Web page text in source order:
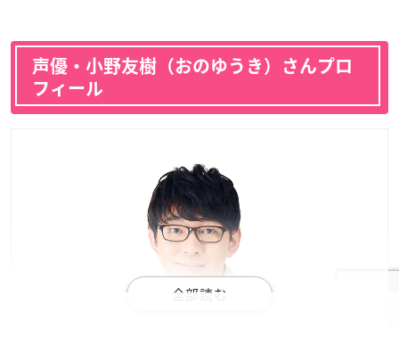
声優・小野友樹（おのゆうき）さんプロ
フィール